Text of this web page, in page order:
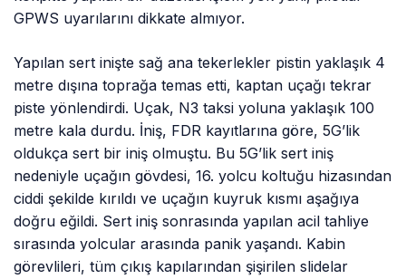
GPWS uyarılarını dikkate almıyor.
Yapılan sert inişte sağ ana tekerlekler pistin yaklaşık 4
metre dışına toprağa temas etti, kaptan uçağı tekrar
piste yönlendirdi. Uçak, N3 taksi yoluna yaklaşık 100
metre kala durdu. İniş, FDR kayıtlarına göre, 5G’lik
oldukça sert bir iniş olmuştu. Bu 5G’lik sert iniş
nedeniyle uçağın gövdesi, 16. yolcu koltuğu hizasından
ciddi şekilde kırıldı ve uçağın kuyruk kısmı aşağıya
doğru eğildi. Sert iniş sonrasında yapılan acil tahliye
sırasında yolcular arasında panik yaşandı. Kabin
görevlileri, tüm çıkış kapılarından şişirilen slidelar